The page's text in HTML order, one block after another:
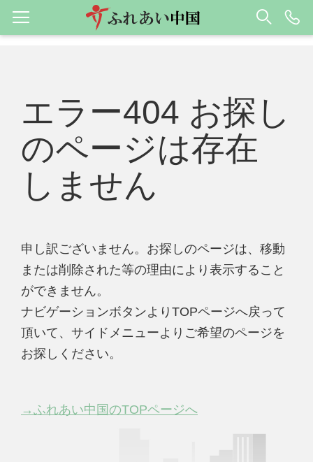
エラー404 お探し
のページは存在
しません
申し訳ございません。お探しのページは、移動
または削除された等の理由により表示すること
ができません。
ナビゲーションボタンよりTOPページへ戻って
頂いて、サイドメニューよりご希望のページを
お探しください。
→ふれあい中国のTOPページへ